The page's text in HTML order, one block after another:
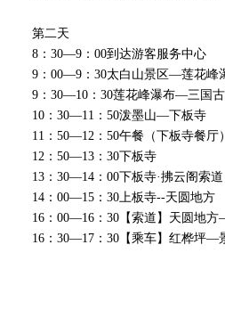
第二天
8：30—9：00到达游客服务中心
9：00—9：30太白山景区—莲花峰
9：30—10：30莲花峰瀑布—三国
10：30—11：50泼墨山—下板寺
11：50—12：50午餐（下板寺餐厅）
12：50—13：30下板寺
13：30—14：00下板寺·拂云阁索道
14：00—15：30上板寺--天圆地方
16：00—16：30【索道】天圆地
16：30—17：30【乘车】红桦坪—